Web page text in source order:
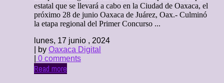
estatal que se llevará a cabo en la Ciudad de Oaxaca, el
próximo 28 de junio Oaxaca de Juárez, Oax.- Culminó
la etapa regional del Primer Concurso ...
lunes, 17 junio , 2024
| by Oaxaca Digital
0 comments
Read more